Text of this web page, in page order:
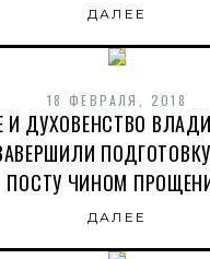
ДАЛЕЕ
18 ФЕВРАЛЯ, 2018
И ДУХОВЕНСТВО
ПОСТУ ЧИНОМ
ДАЛЕЕ